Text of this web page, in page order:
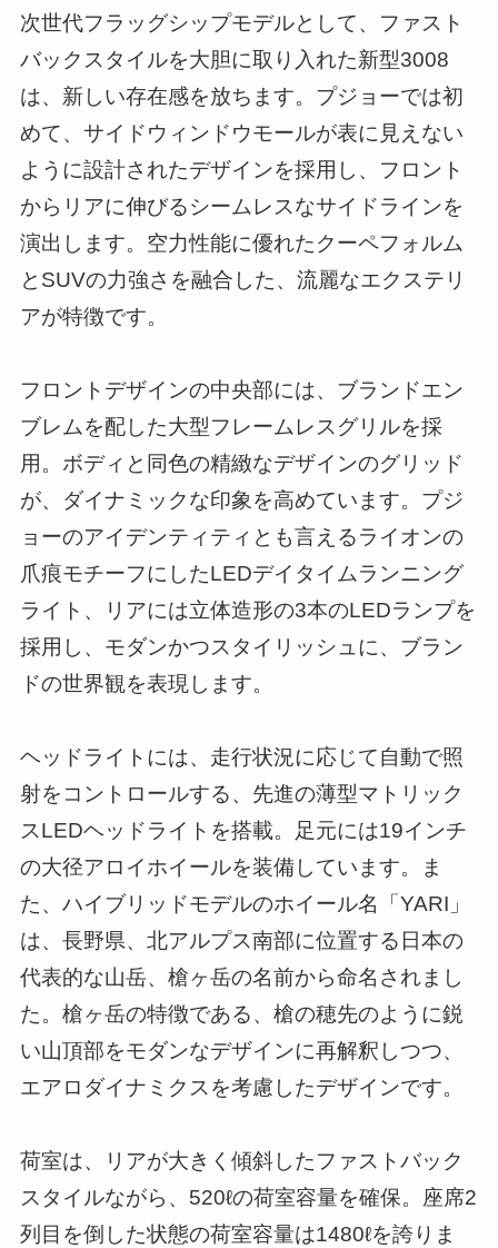
次世代フラッグシップモデルとして、ファスト
バックスタイルを大胆に取り入れた新型3008
は、新しい存在感を放ちます。プジョーでは初
めて、サイドウィンドウモールが表に見えない
ように設計されたデザインを採用し、フロント
からリアに伸びるシームレスなサイドラインを
演出します。空力性能に優れたクーペフォルム
とSUVの力強さを融合した、流麗なエクステリ
アが特徴です。
フロントデザインの中央部には、ブランドエン
ブレムを配した大型フレームレスグリルを採
用。ボディと同色の精緻なデザインのグリッド
が、ダイナミックな印象を高めています。プジ
ョーのアイデンティティとも言えるライオンの
爪痕モチーフにしたLEDデイタイムランニング
ライト、リアには立体造形の3本のLEDランプを
採用し、モダンかつスタイリッシュに、ブラン
ドの世界観を表現します。
ヘッドライトには、走行状況に応じて自動で照
射をコントロールする、先進の薄型マトリック
スLEDヘッドライトを搭載。足元には19インチ
の大径アロイホイールを装備しています。ま
た、ハイブリッドモデルのホイール名「YARI」
は、長野県、北アルプス南部に位置する日本の
代表的な山岳、槍ヶ岳の名前から命名されまし
た。槍ヶ岳の特徴である、槍の穂先のように鋭
い山頂部をモダンなデザインに再解釈しつつ、
エアロダイナミクスを考慮したデザインです。
荷室は、リアが大きく傾斜したファストバック
スタイルながら、520ℓの荷室容量を確保。座席2
列目を倒した状態の荷室容量は1480ℓを誇りま